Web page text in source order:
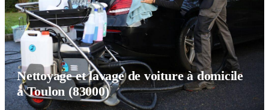
Nettoyage et lavage de voiture à domicile
à Toulon (83000)